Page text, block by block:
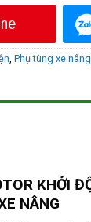
, Phụ tùng xe nâng
KHỞI
NÂNG